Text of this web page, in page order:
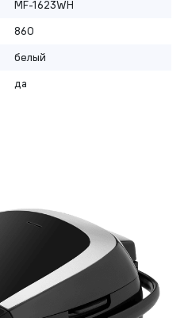
MF-1623WH
860
белый
да